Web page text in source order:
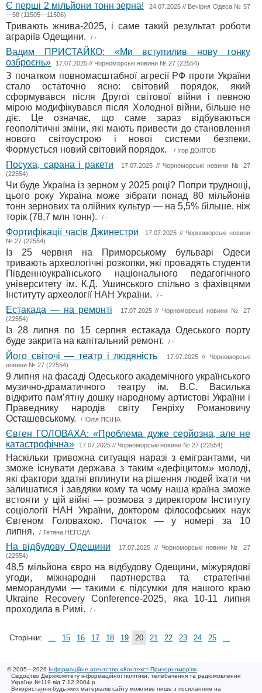
Є перші 2 мільйони тонн зерна!
24.07.2025 // Вечірня Одеса № 57
—58 (11505—11506)
Тривають жнива-2025, і саме такий результат роботи
аграріїв Одещини.
/ -
Вадим ПРИСТАЙКО: «Ми вступилив нову гонку
озброєнь»
17.07.2025 // Чорноморські новини № 27 (22554)
З початком повномасштабної агресії РФ проти України
стало остаточно ясно: світовий порядок, який
сформувався після Другої світової війни і певною
мірою модифікувався після Холодної війни, більше не
діє. Це означає, що саме зараз відбуваються
геополітичні зміни, які мають привести до становлення
нового світоустрою і нової системи безпеки.
Формується новий світовий порядок.
/ Ігор ДОЛГОВ
Посуха, сарана і ракети
17.07.2025 // Чорноморські новини № 27
(22554)
Чи буде Україна із зерном у 2025 році? Попри труднощі,
цього року Україна може зібрати понад 80 мільйонів
тонн зернових та олійних культур — на 5,5% більше, ніж
торік (78,7 млн тонн).
/ -
Фортифікації часів Джинестри
17.07.2025 // Чорноморські новини
№ 27 (22554)
Із 25 червня на Приморському бульварі Одеси
тривають археологічні розкопки, які провадять студенти
Південноукраїнського національного педагогічного
університету ім. К.Д. Ушинського спільно з фахівцями
Інституту археології НАН України.
/ -
Естакада — на ремонті
17.07.2025 // Чорноморські новини № 27
(22554)
Із 28 липня по 15 серпня естакада Одеського порту
буде закрита на капітальний ремонт.
/ -
Його світочі — театр і людяність
17.07.2025 // Чорноморські
новини № 27 (22554)
9 липня на фасаді Одеського академічного українського
музично-драматичного театру ім. В.С. Василька
відкрито пам’ятну дошку народному артистові України і
Праведнику народів світу Генріху Романовичу
Осташевському.
/ Юлія ЯСІНА
Євген ГОЛОВАХА: «Проблема дуже серйозна, але не
катастрофічна»
17.07.2025 // Чорноморські новини № 27 (22554)
Наскільки тривожна ситуація наразі з емігрантами, чи
зможе існувати держава з таким «дефіцитом» молоді,
які фактори здатні вплинути на рішення людей їхати чи
залишатися і завдяки кому та чому наша країна зможе
встояти у цій війні — розмова з директором Інституту
соціології НАН України, доктором філософських наук
Євгеном Головахою. Початок — у номері за 10
липня.
/ Тетяна НЕГОДА
На відбудову Одещини
17.07.2025 // Чорноморські новини № 27
(22554)
48,5 мільйона євро на відбудову Одещини, міжурядові
угоди, міжнародні партнерства та стратегічні
меморандуми — такими є підсумки для нашого краю
Ukraine Recovery Conference-2025, яка 10-11 липня
проходила в Римі.
/ -
Сторінки: ... 15 16 17 18 19 20 21 22 23 24 25 ...
© 2005—2026 Інформаційне агентство «Контекст-Причорномор'я»
Свідоцтво Держкомітету інформаційної політики, телебачення та радіомовлення
України №119 від 7.12.2004 р.
Використання будь-яких матеріалів сайту можливе лише з посиланням на